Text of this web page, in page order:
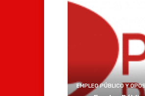
EMPLEO PÚBLICO Y